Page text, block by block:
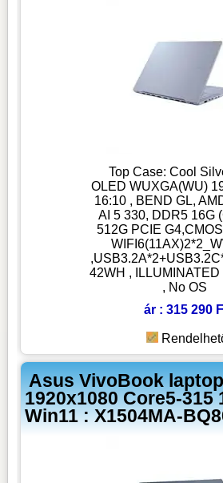
Top Case: Cool
OLED WUXGA(WU)
16:10 , BEND GL,
AI 5 330, DDR5 16G
512G PCIE
42WH ,
, No OS
ár : 315 290
Asus VivoBook
1920x1080 Core5-315
Win11 : X1504MA-